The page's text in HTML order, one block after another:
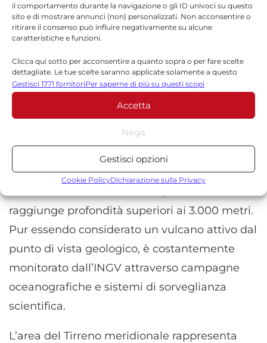
il comportamento durante la navigazione o gli ID univoci su questo
sito e di mostrare annunci (non) personalizzati. Non acconsentire o
ritirare il consenso può influire negativamente su alcune
caratteristiche e funzioni.
Clicca qui sotto per acconsentire a quanto sopra o per fare scelte
dettagliate. Le tue scelte saranno applicate solamente a questo
sito. È possibile modificare le impostazioni in qualsiasi momento,
compreso il ritiro del consenso, utilizzando i pulsanti della Cookie
Policy o cliccando sul pulsante di gestione del consenso nella parte
inferiore dello schermo.
Statistiche
Archiviare informazioni su dispositivo e/o accedervi, Misurare le
prestazioni degli annunci, Misurare le prestazioni dei contenuti,
combinazione di dati provenienti da fonti diverse.
Marketing
Archiviare informazioni su dispositivo e/o accedervi, Utilizzare
dati limitati per la selezione della pubblicità, Creare profili per la
pubblicità personalizzata, Utilizzare profili per la selezione di
pubblicità personalizzata, Creare profili per la personalizzazione
dei contenuti, Utilizzare profili per la selezione di contenuti
limitati per la selezione dei contenuti.
Gestisci 1771 fornitoriPer saperne di più su questi scopi
Accetta
Nega
Gestisci opzioni
Cookie PolicyDichiarazione sulla Privacy
evidenze che possano indicare una capacità
del sisma di innescare direttamente
un’eruzione del Marsili o di altri vulcani
sottomarini presenti nell’area.
Il contesto scientifico
si estende per circa
lunghezza e 30 di larghezza
tra la Calabria e le
Isole Eolie. La sua sommità si trova a circa500
raggiunge profondità superiori ai 3.000 metri.
Pur essendo considerato un vulcano attivo dal
punto di vista geologico, è costantemente
monitorato dall’INGV attraverso campagne
oceanografiche e sistemi di sorveglianza
scientifica.
L’area del Tirreno meridionale rappresenta